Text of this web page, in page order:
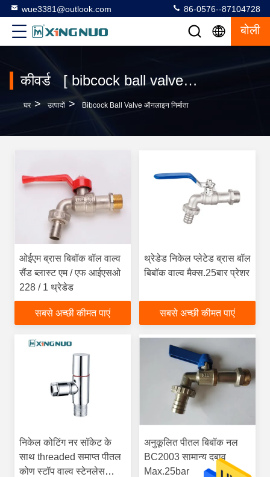
wue3381@outlook.com 86-0576--87104728
बोली
कीवर्ड [ bibcock ball valve ] मिलान 4 उत्पादों
घर > उत्पादों > Bibcock Ball Valve ऑनलाइन निर्माता
ओईएम ब्रास बिबॉक बॉल वाल्व
सैंड ब्लास्ट एम / एफ आईएसओ
228 / 1 थ्रेडेड
सबसे अच्छी कीमत पाएं
थ्रेडेड निकेल प्लेटेड ब्रास बॉल
बिबॉक वाल्व मैक्स.25बार प्रेशर
सबसे अच्छी कीमत पाएं
निकेल कोटिंग नर सॉकेट के
साथ threaded समाप्त पीतल
कोण स्टॉप वाल्व स्टेनलेस
अनुकूलित पीतल बिबॉक नल
BC2003 सामान्य दबाव
Max.25bar